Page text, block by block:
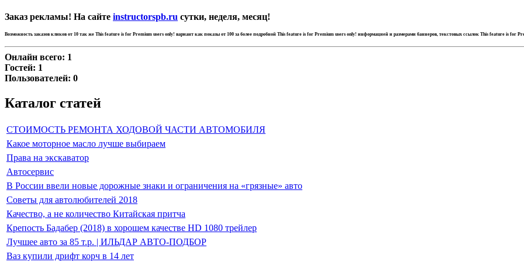
Заказ рекламы! На сайте instructorspb.ru сутки, неделя, месяц!
Возможность заказов кликов от 10 так же This feature is for Premium users only! вариант как показы от 100 за более подробной This feature is for Premium users only! информацией и размерами баннеров, текстовых ссылок This feature is for
Онлайн всего: 1
Гостей: 1
Пользователей: 0
Каталог статей
СТОИМОСТЬ РЕМОНТА ХОДОВОЙ ЧАСТИ АВТОМОБИЛЯ
Какое моторное масло лучше выбираем
Права на экскаватор
Автосервис
В России ввели новые дорожные знаки и ограничения на «грязные» авто
Советы для автолюбителей 2018
Качество, а не количество Китайская притча
Крепость Бадабер (2018) в хорошем качестве HD 1080 трейлер
Лучшее авто за 85 т.р. | ИЛЬДАР АВТО-ПОДБОР
Ваз купили дрифт корч в 14 лет